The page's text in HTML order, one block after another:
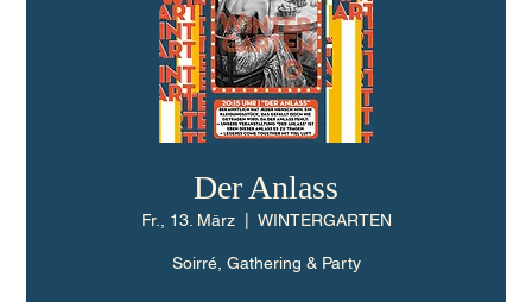
Der Anlass
Fr., 13. März
  |
WINTERGARTEN
Soirré, Gathering & Party